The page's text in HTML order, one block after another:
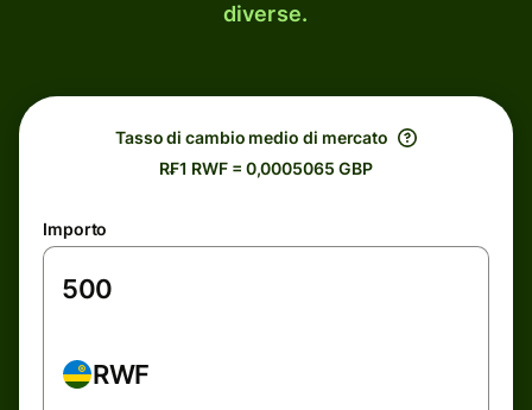
diverse.
Tasso di cambio medio di mercato
R₣1 RWF = 0,0005065 GBP
Importo
RWF